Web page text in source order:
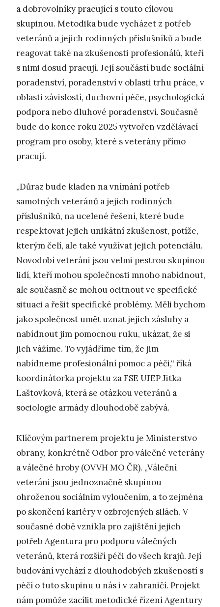
a dobrovolníky pracující s touto cílovou
skupinou. Metodika bude vycházet z potřeb
veteránů a jejich rodinných příslušníků a bude
reagovat také na zkušenosti profesionálů, kteří
s nimi dosud pracují. Její součástí bude sociální
poradenství, poradenství v oblasti trhu práce, v
oblasti závislostí, duchovní péče, psychologická
podpora nebo dluhové poradenství. Současně
bude do konce roku 2025 vytvořen vzdělávací
program pro osoby, které s veterány přímo
pracují.
„Důraz bude kladen na vnímání potřeb
samotných veteránů a jejich rodinných
příslušníků, na ucelené řešení, které bude
respektovat jejich unikátní zkušenost, potíže,
kterým čelí, ale také využívat jejich potenciálu.
Novodobí veteráni jsou velmi pestrou skupinou
lidí, kteří mohou společnosti mnoho nabídnout,
ale současně se mohou ocitnout ve specifické
situaci a řešit specifické problémy. Měli bychom
jako společnost umět uznat jejich zásluhy a
nabídnout jim pomocnou ruku, ukázat, že si
jich vážíme. To vyjádříme tím, že jim
nabídneme profesionální pomoc a péči,“ říká
koordinátorka projektu za FSE UJEP Jitka
Laštovková, která se otázkou veteránů a
sociologie armády dlouhodobě zabývá.
Klíčovým partnerem projektu je Ministerstvo
obrany, konkrétně Odbor pro válečné veterány
a válečné hroby (OVVH MO ČR). „Váleční
veteráni jsou jednoznačně skupinou
ohroženou sociálním vyloučením, a to zejména
po skončení kariéry v ozbrojených silách. V
současné době vznikla pro zajištění jejich
potřeb Agentura pro podporu válečných
veteránů, která rozšíří péči do všech krajů. Její
budování vychází z dlouhodobých zkušeností s
péčí o tuto skupinu u nás i v zahraničí. Projekt
nám pomůže zacílit metodické řízení Agentury